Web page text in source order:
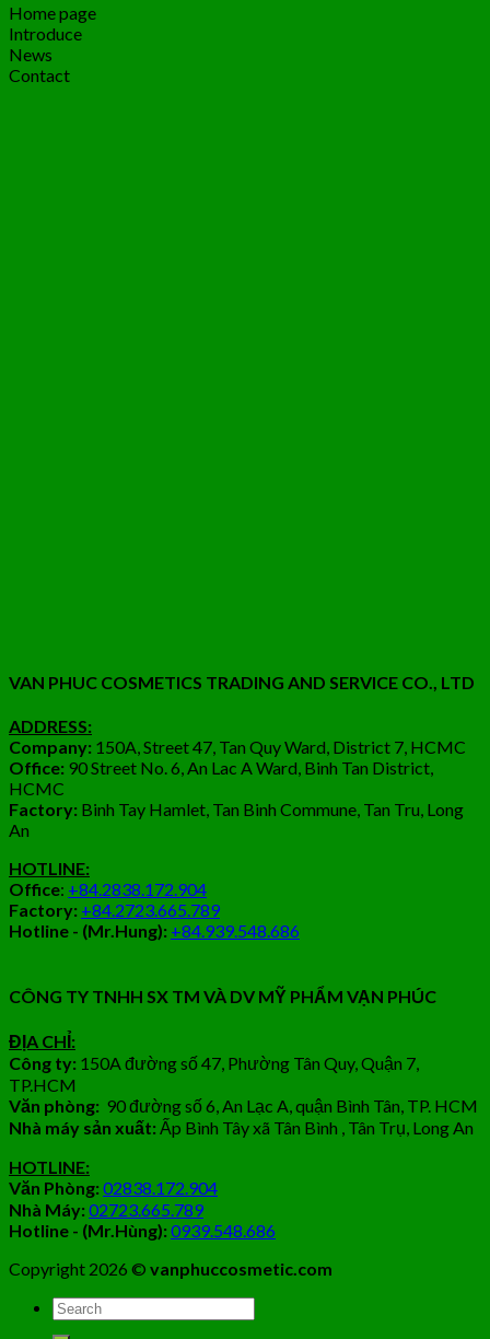
Home page
Introduce
News
Contact
VAN PHUC COSMETICS TRADING AND SERVICE CO., LTD
ADDRESS:
Company: 150A, Street 47, Tan Quy Ward, District 7, HCMC
Office: 90 Street No. 6, An Lac A Ward, Binh Tan District,
HCMC
Factory: Binh Tay Hamlet, Tan Binh Commune, Tan Tru, Long
An
HOTLINE:
Office: +84.2838.172.904
Factory: +84.2723.665.789
Hotline - (Mr.Hung): +84.939.548.686
CÔNG TY TNHH SX TM VÀ DV MỸ PHẨM VẠN PHÚC
ĐỊA CHỈ:
Công ty: 150A đường số 47, Phường Tân Quy, Quận 7,
TP.HCM
Văn phòng: 90 đường số 6, An Lạc A, quận Bình Tân, TP. HCM
Nhà máy sản xuất:Ấp Bình Tây xã Tân Bình , Tân Trụ, Long An
HOTLINE:
Văn Phòng:02838.172.904
Nhà Máy:02723.665.789
Hotline - (Mr.Hùng):0939.548.686
Copyright 2026 © vanphuccosmetic.com
Tìm
kiếm: